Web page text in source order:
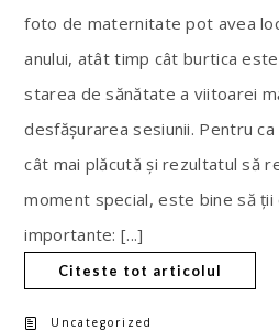
foto de maternitate pot avea
anului, atât timp cât burtica
starea de sănătate a viitoarei
desfășurarea sesiunii. Pentru
cât mai plăcută și rezultatul să
moment special, este bine să
importante: [...]
Citeste tot articolul
Uncategorized